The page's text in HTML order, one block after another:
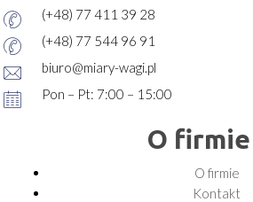
(+48) 77 411 39 28
(+48) 77 544 96 91
biuro@miary-wagi.pl
Pon – Pt: 7:00 – 15:00
O firmie
O firmie
Kontakt